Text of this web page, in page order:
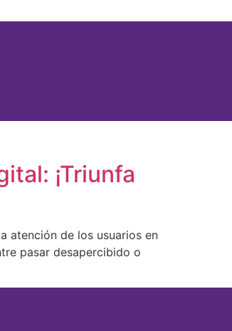
¡Triunfa
atención de los usuarios en
pasar desapercibido o